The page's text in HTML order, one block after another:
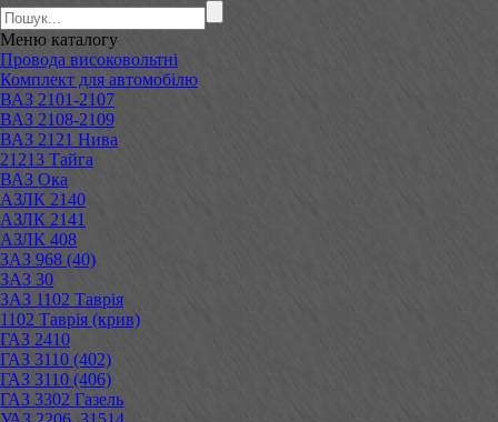
Меню каталогу
Провода високовольтні
Комплект для автомобілю
ВАЗ 2101-2107
ВАЗ 2108-2109
ВАЗ 2121 Нива
21213 Тайга
ВАЗ Ока
АЗЛК 2140
АЗЛК 2141
АЗЛК 408
ЗАЗ 968 (40)
ЗАЗ 30
ЗАЗ 1102 Таврія
1102 Таврія (крив)
ГАЗ 2410
ГАЗ 3110 (402)
ГАЗ 3110 (406)
ГАЗ 3302 Газель